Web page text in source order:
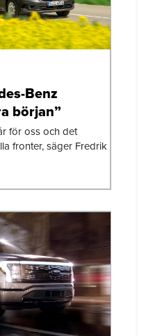
Benz
början”
för oss och det
fronter, säger Fredrik